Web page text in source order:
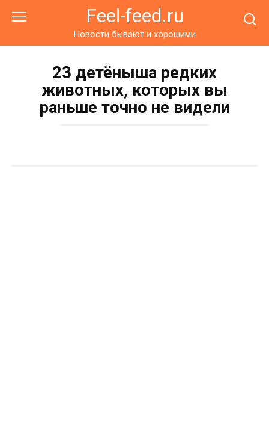
Feel-feed.ru
Новости бывают и хорошими
23 детёныша редких
животных, которых вы
раньше точно не видели